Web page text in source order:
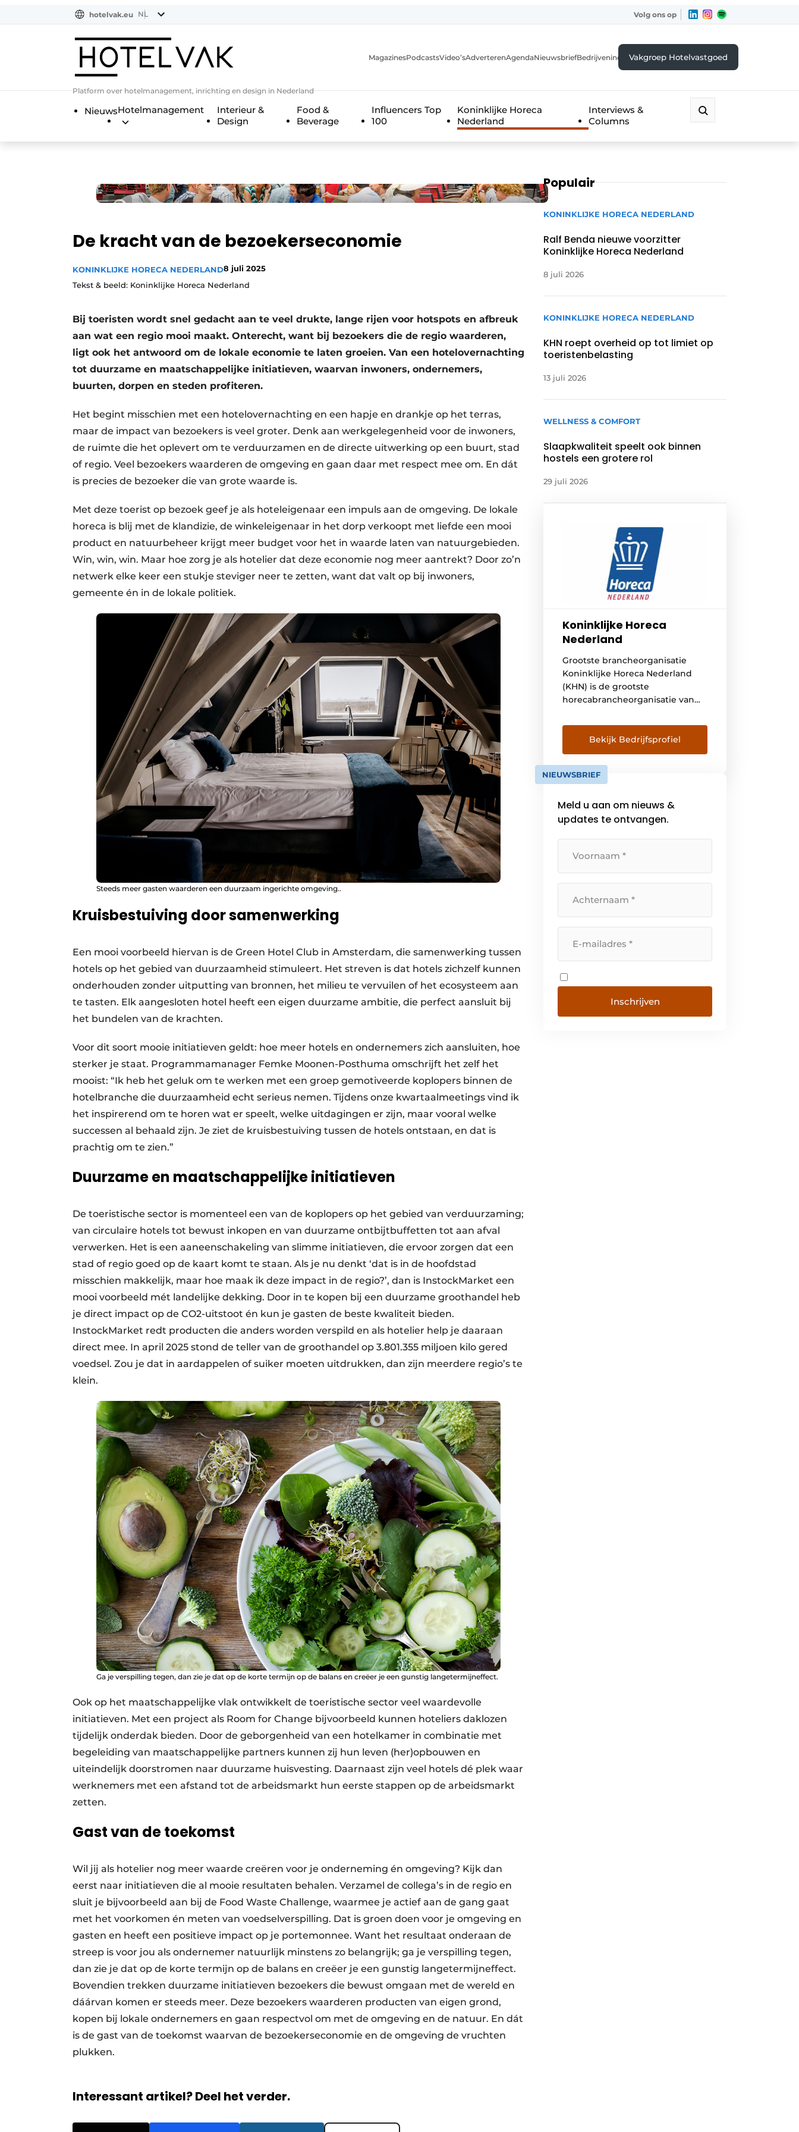
BE
EN
FR
hotelvak.eu NL Volg ons op
Platform over hotelmanagement, inrichting en design in Nederland
MagazinesPodcastsVideo’sAdverterenAgendaNieuwsbriefBedrijvenindexVakgroep Hotelvastgoed
NieuwsHotelmanagement
Interieur &
Design
Food &
Beverage
Influencers Top
100
Koninklijke Horeca
Nederland
Interviews &
Columns
De kracht van de bezoekerseconomie
KONINKLIJKE HORECA NEDERLAND8 juli 2025
Tekst & beeld: Koninklijke Horeca Nederland
Bij toeristen wordt snel gedacht aan te veel drukte, lange rijen voor hotspots en afbreuk
aan wat een regio mooi maakt. Onterecht, want bij bezoekers die de regio waarderen,
ligt ook het antwoord om de lokale economie te laten groeien. Van een hotelovernachting
tot duurzame en maatschappelijke initiatieven, waarvan inwoners, ondernemers,
buurten, dorpen en steden profiteren.
Het begint misschien met een hotelovernachting en een hapje en drankje op het terras,
maar de impact van bezoekers is veel groter. Denk aan werkgelegenheid voor de inwoners,
de ruimte die het oplevert om te verduurzamen en de directe uitwerking op een buurt, stad
of regio. Veel bezoekers waarderen de omgeving en gaan daar met respect mee om. En dát
is precies de bezoeker die van grote waarde is.
Met deze toerist op bezoek geef je als hoteleigenaar een impuls aan de omgeving. De lokale
horeca is blij met de klandizie, de winkeleigenaar in het dorp verkoopt met liefde een mooi
product en natuurbeheer krijgt meer budget voor het in waarde laten van natuurgebieden.
Win, win, win. Maar hoe zorg je als hotelier dat deze economie nog meer aantrekt? Door zo’n
netwerk elke keer een stukje steviger neer te zetten, want dat valt op bij inwoners,
gemeente én in de lokale politiek.
Steeds meer gasten waarderen een duurzaam ingerichte omgeving..
Kruisbestuiving door samenwerking
Een mooi voorbeeld hiervan is de Green Hotel Club in Amsterdam, die samenwerking tussen
hotels op het gebied van duurzaamheid stimuleert. Het streven is dat hotels zichzelf kunnen
onderhouden zonder uitputting van bronnen, het milieu te vervuilen of het ecosysteem aan
te tasten. Elk aangesloten hotel heeft een eigen duurzame ambitie, die perfect aansluit bij
het bundelen van de krachten.
Voor dit soort mooie initiatieven geldt: hoe meer hotels en ondernemers zich aansluiten, hoe
sterker je staat. Programmamanager Femke Moonen-Posthuma omschrijft het zelf het
mooist: “Ik heb het geluk om te werken met een groep gemotiveerde koplopers binnen de
hotelbranche die duurzaamheid echt serieus nemen. Tijdens onze kwartaalmeetings vind ik
het inspirerend om te horen wat er speelt, welke uitdagingen er zijn, maar vooral welke
successen al behaald zijn. Je ziet de kruisbestuiving tussen de hotels ontstaan, en dat is
prachtig om te zien.”
Duurzame en maatschappelijke initiatieven
De toeristische sector is momenteel een van de koplopers op het gebied van verduurzaming;
van circulaire hotels tot bewust inkopen en van duurzame ontbijtbuffetten tot aan afval
verwerken. Het is een aaneenschakeling van slimme initiatieven, die ervoor zorgen dat een
stad of regio goed op de kaart komt te staan. Als je nu denkt ‘dat is in de hoofdstad
misschien makkelijk, maar hoe maak ik deze impact in de regio?’, dan is InstockMarket een
mooi voorbeeld mét landelijke dekking. Door in te kopen bij een duurzame groothandel heb
je direct impact op de CO2-uitstoot én kun je gasten de beste kwaliteit bieden.
InstockMarket redt producten die anders worden verspild en als hotelier help je daaraan
direct mee. In april 2025 stond de teller van de groothandel op 3.801.355 miljoen kilo gered
voedsel. Zou je dat in aardappelen of suiker moeten uitdrukken, dan zijn meerdere regio’s te
klein.
Ga je verspilling tegen, dan zie je dat op de korte termijn op de balans en creëer je een gunstig langetermijneffect.
Ook op het maatschappelijke vlak ontwikkelt de toeristische sector veel waardevolle
initiatieven. Met een project als Room for Change bijvoorbeeld kunnen hoteliers daklozen
tijdelijk onderdak bieden. Door de geborgenheid van een hotelkamer in combinatie met
begeleiding van maatschappelijke partners kunnen zij hun leven (her)opbouwen en
uiteindelijk doorstromen naar duurzame huisvesting. Daarnaast zijn veel hotels dé plek waar
werknemers met een afstand tot de arbeidsmarkt hun eerste stappen op de arbeidsmarkt
zetten.
Gast van de toekomst
Wil jij als hotelier nog meer waarde creëren voor je onderneming én omgeving? Kijk dan
eerst naar initiatieven die al mooie resultaten behalen. Verzamel de collega’s in de regio en
sluit je bijvoorbeeld aan bij de Food Waste Challenge, waarmee je actief aan de gang gaat
met het voorkomen én meten van voedselverspilling. Dat is groen doen voor je omgeving en
gasten en heeft een positieve impact op je portemonnee. Want het resultaat onderaan de
streep is voor jou als ondernemer natuurlijk minstens zo belangrijk; ga je verspilling tegen,
dan zie je dat op de korte termijn op de balans en creëer je een gunstig langetermijneffect.
Bovendien trekken duurzame initiatieven bezoekers die bewust omgaan met de wereld en
dáárvan komen er steeds meer. Deze bezoekers waarderen producten van eigen grond,
kopen bij lokale ondernemers en gaan respectvol om met de omgeving en de natuur. En dát
is de gast van de toekomst waarvan de bezoekerseconomie en de omgeving de vruchten
plukken.
Interessant artikel? Deel het verder.
Populair
KONINKLIJKE HORECA NEDERLAND
Ralf Benda nieuwe voorzitter
Koninklijke Horeca Nederland
8 juli 2026
KONINKLIJKE HORECA NEDERLAND
KHN roept overheid op tot limiet op
toeristenbelasting
13 juli 2026
WELLNESS & COMFORT
Slaapkwaliteit speelt ook binnen
hostels een grotere rol
29 juli 2026
Koninklijke Horeca
Nederland
Grootste brancheorganisatie
Koninklijke Horeca Nederland
(KHN) is de grootste
horecabrancheorganisatie van
horecaondernemers en daarmee
zo\’n 255.000
horecamedewerkers die wij
vertegenwoordigen. We zetten
ons in voor de branche, geven
rondom horeca in de gaten. Ook
komen we zelf regelmatig met
Bekijk Bedrijfsprofiel
NIEUWSBRIEF
Meld u aan om nieuws &
updates te ontvangen.
Inschrijven